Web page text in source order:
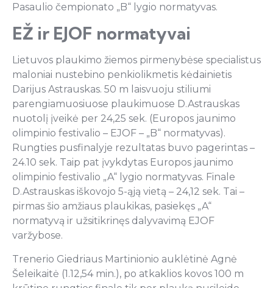
Pasaulio čempionato „B“ lygio normatyvas.
EŽ ir EJOF normatyvai
Lietuvos plaukimo žiemos pirmenybėse specialistus
maloniai nustebino penkiolikmetis kėdainietis
Darijus Astrauskas. 50 m laisvuoju stiliumi
parengiamuosiuose plaukimuose D.Astrauskas
nuotolį įveikė per 24,25 sek. (Europos jaunimo
olimpinio festivalio – EJOF – „B“ normatyvas).
Rungties pusfinalyje rezultatas buvo pagerintas –
24.10 sek. Taip pat įvykdytas Europos jaunimo
olimpinio festivalio „A“ lygio normatyvas. Finale
D.Astrauskas iškovojo 5-ąją vietą – 24,12 sek. Tai –
pirmas šio amžiaus plaukikas, pasiekęs „A“
normatyvą ir užsitikrinęs dalyvavimą EJOF
varžybose.
Trenerio Giedriaus Martinionio auklėtinė Agnė
Šeleikaitė (1.12,54 min.), po atkaklios kovos 100 m